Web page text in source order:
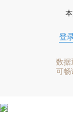
登
数据
可畅